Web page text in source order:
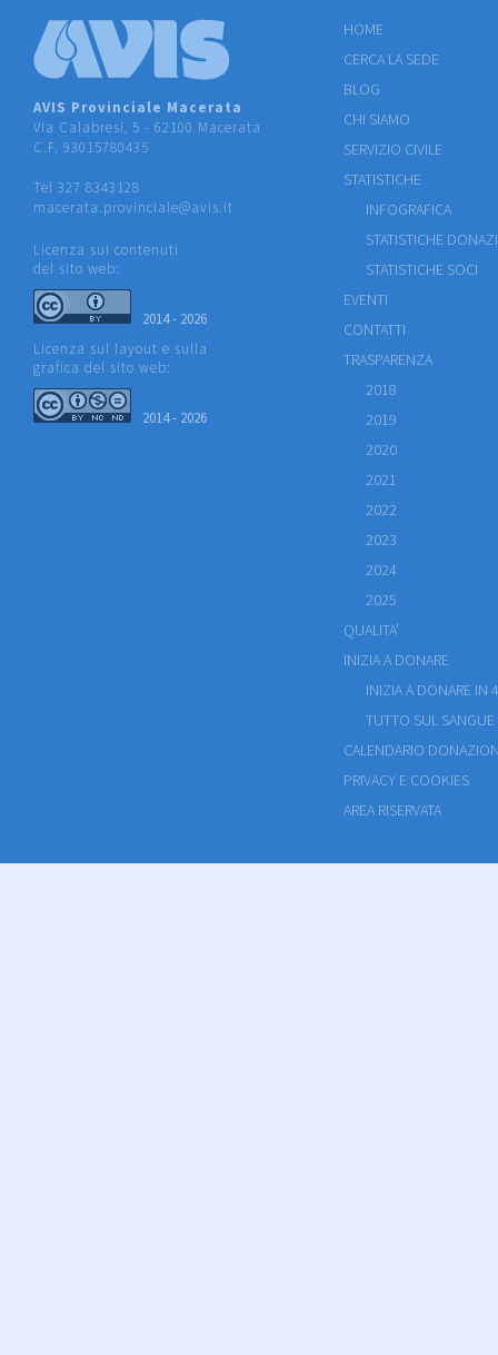
AVIS Provinciale Macerata
Via Calabresi, 5 - 62100 Macerata
C.F. 93015780435
Tel 327 8343128
macerata.provinciale@avis.it
Licenza sui contenuti
del sito web:
2014 - 2026
Licenza sul layout e sulla
grafica del sito web:
2014 - 2026
HOME
CERCA LA SEDE
BLOG
CHI SIAMO
SERVIZIO CIVILE
STATISTICHE
INFOGRAFICA
STATISTICHE
STATISTICHE SOCI
EVENTI
CONTATTI
TRASPARENZA
2018
2019
2020
2021
2022
2023
2024
2025
QUALITA'
INIZIA A DONARE
INIZIA A DONARE IN
TUTTO SUL SANGUE
CALENDARIO
PRIVACY E COOKIES
AREA RISERVATA